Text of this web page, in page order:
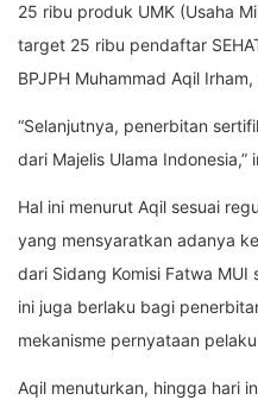
25 ribu produk UMK (Usaha
target 25 ribu pendaftar
BPJPH Muhammad Aqil
“Selanjutnya, penerbitan
dari Majelis Ulama Indonesia,”
Hal ini menurut Aqil sesuai
yang mensyaratkan adanya
dari Sidang Komisi Fatwa
ini juga berlaku bagi
mekanisme pernyataan
Aqil menuturkan, hingga hari